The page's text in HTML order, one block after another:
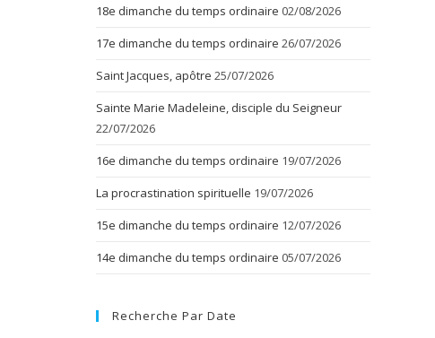
18e dimanche du temps ordinaire 02/08/2026
17e dimanche du temps ordinaire 26/07/2026
Saint Jacques, apôtre 25/07/2026
Sainte Marie Madeleine, disciple du Seigneur
22/07/2026
16e dimanche du temps ordinaire 19/07/2026
La procrastination spirituelle 19/07/2026
15e dimanche du temps ordinaire 12/07/2026
14e dimanche du temps ordinaire 05/07/2026
Recherche Par Date